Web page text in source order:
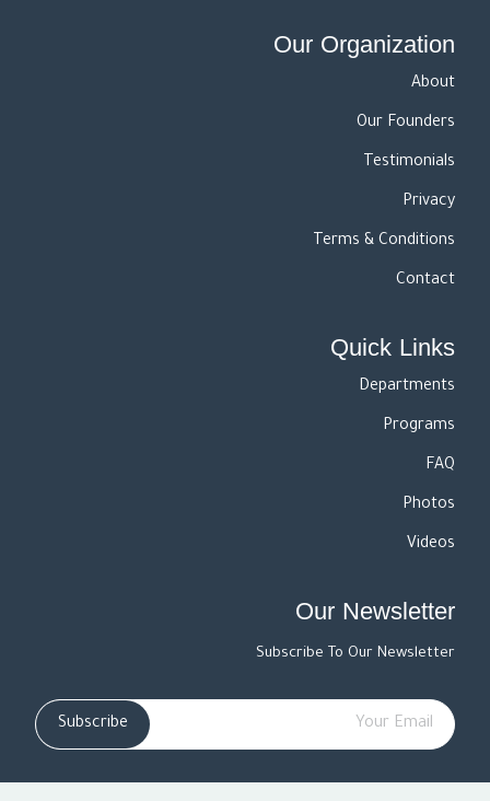
Our Organization
About
Our Founders
Testimonials
Privacy
Terms & Conditions
Contact
Quick Links
Departments
Programs
FAQ
Photos
Videos
Our Newsletter
Subscribe To Our Newsletter
Subscribe